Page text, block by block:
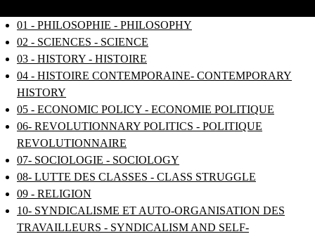
01 - PHILOSOPHIE - PHILOSOPHY
02 - SCIENCES - SCIENCE
03 - HISTORY - HISTOIRE
04 - HISTOIRE CONTEMPORAINE- CONTEMPORARY
HISTORY
05 - ECONOMIC POLICY - ECONOMIE POLITIQUE
06- REVOLUTIONNARY POLITICS - POLITIQUE
REVOLUTIONNAIRE
07- SOCIOLOGIE - SOCIOLOGY
08- LUTTE DES CLASSES - CLASS STRUGGLE
09 - RELIGION
10- SYNDICALISME ET AUTO-ORGANISATION DES
TRAVAILLEURS - SYNDICALISM AND SELF-